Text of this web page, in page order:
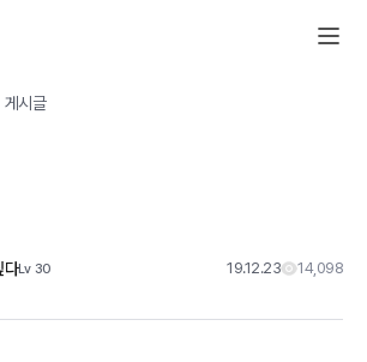
게시글
다Lv 30 19.12.23 14,098